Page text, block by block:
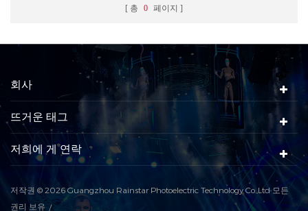
총 0 페이지
회사
뜨거운 태그
저희에 게 연락
저작권 © 2026 Guangzhou Rainstar Photoelectric Technology Co.,Ltd 모든
권리 보유